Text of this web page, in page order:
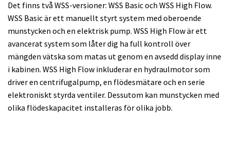
Det finns två WSS-versioner: WSS Basic och WSS High Flow.
WSS Basic är ett manuellt styrt system med oberoende
munstycken och en elektrisk pump. WSS High Flow är ett
avancerat system som låter dig ha full kontroll över
mängden vätska som matas ut genom en avsedd display inne
i kabinen. WSS High Flow inkluderar en hydraulmotor som
driver en centrifugalpump, en flödesmätare och en serie
elektroniskt styrda ventiler. Dessutom kan munstycken med
olika flödeskapacitet installeras för olika jobb.